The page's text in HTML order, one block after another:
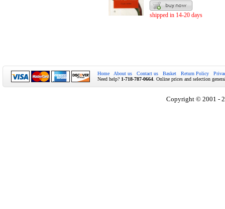
shipped in 14-20 days
Home About us Contact us Basket Return Policy
Need help? 1-718-787-0664 . Online prices and selection
Copyright © 2001 -